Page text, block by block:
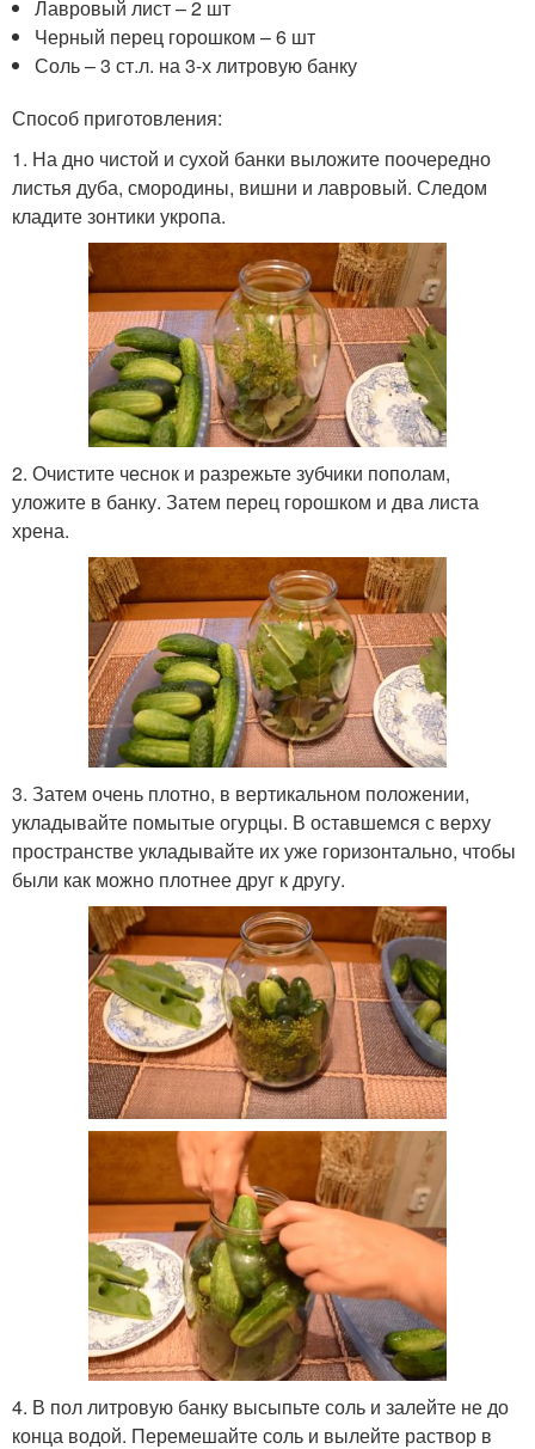
Лавровый лист – 2 шт
Черный перец горошком – 6 шт
Соль – 3 ст.л. на 3-х литровую банку
Способ приготовления:
1. На дно чистой и сухой банки выложите поочередно
листья дуба, смородины, вишни и лавровый. Следом
кладите зонтики укропа.
2. Очистите чеснок и разрежьте зубчики пополам,
уложите в банку. Затем перец горошком и два листа
хрена.
3. Затем очень плотно, в вертикальном положении,
укладывайте помытые огурцы. В оставшемся с верху
пространстве укладывайте их уже горизонтально, чтобы
были как можно плотнее друг к другу.
4. В пол литровую банку высыпьте соль и залейте не до
конца водой. Перемешайте соль и вылейте раствор в